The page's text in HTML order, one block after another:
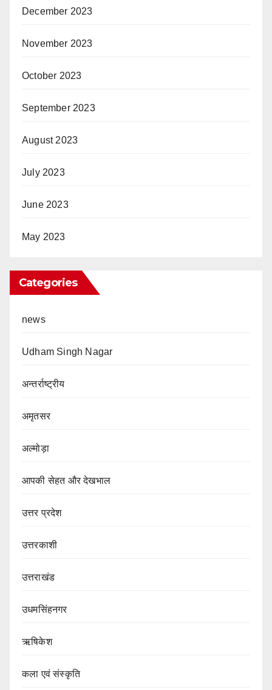
December 2023
November 2023
October 2023
September 2023
August 2023
July 2023
June 2023
May 2023
Categories
news
Udham Singh Nagar
अन्तर्राष्ट्रीय
अमृतसर
अल्मोड़ा
आपकी सेहत और देखभाल
उत्तर प्रदेश
उत्तरकाशी
उत्तराखंड
उधमसिंहनगर
ऋषिकेश
कला एवं संस्कृति